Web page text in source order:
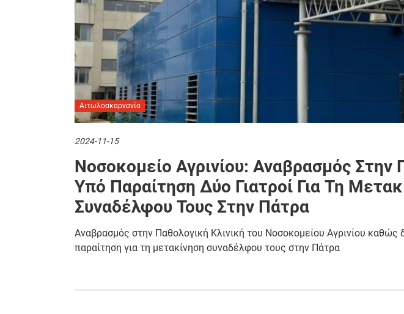
Αιτωλοακαρνανία
2024-11-15
Νοσοκομείο Αγρινίου: Αναβρασμός Στην
Υπό Παραίτηση Δύο Γιατροί Για Τη
Συναδέλφου Τους Στην Πάτρα
Αναβρασμός στην Παθολογική Κλινική του Νοσοκομείου Αγρινίου καθώς
παραίτηση για τη μετακίνηση συναδέλφου τους στην Πάτρα